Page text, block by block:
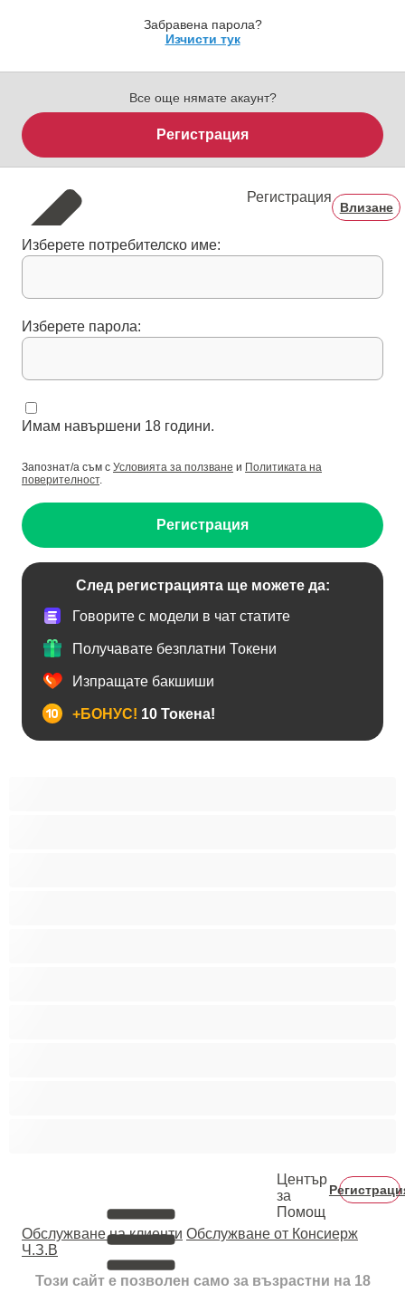
Забравена парола?
Изчисти тук
Все още нямате акаунт?
Регистрация
Регистрация
Влизане
Изберете потребителско име:
Изберете парола:
Имам навършени 18 години.
Запознат/а съм с Условията за ползване и Политиката на
поверителност.
Регистрация
След регистрацията ще можете да:
Говорите с модели в чат статите
Получавате безплатни Токени
Изпращате бакшиши
+БОНУС! 10 Токена!
Център
за
Помощ
Oбслужване на клиенти Обслужване от Консиерж
Ч.З.В
Този сайт е позволен само за възрастни на 18